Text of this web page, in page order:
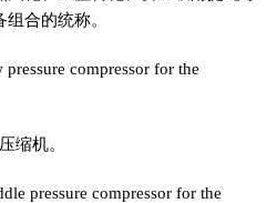
合的统称。
compressor for the
缩机。
pressure compressor for the